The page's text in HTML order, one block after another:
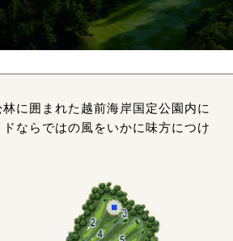
に囲まれた越前海岸国定公園内に
ならではの風をいかに味方につけ